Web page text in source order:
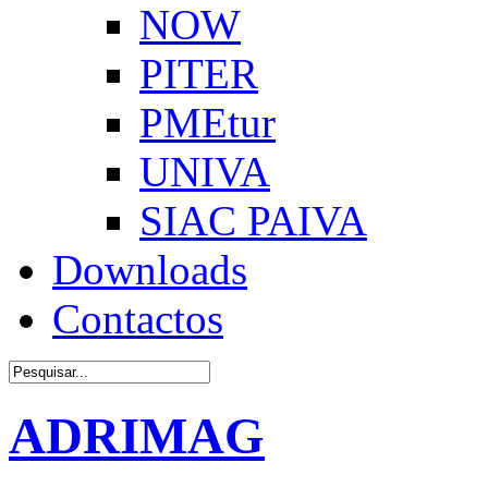
NOW
PITER
PMEtur
UNIVA
SIAC PAIVA
Downloads
Contactos
ADRIMAG